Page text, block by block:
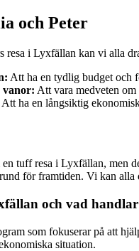
och Peter
resa i Lyxfällan kan vi alla
Att ha en tydlig budget och
vanor: Att vara medveten
Att ha en långsiktig
tuff resa i Lyxfällan, men
för framtiden. Vi kan
och vad
som fokuserar på att
situation.